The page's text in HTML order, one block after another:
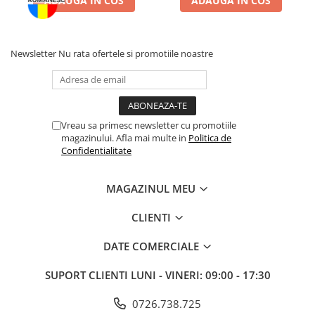
Aditivi nutriționali/Kg:
Glutamina: 0.65%, Arginină: 0.35%, L-Carnitină: 50 mg.
Această hrană nu este recomandată pentru animalele cu
hipersensibilitate la proteinele din pește sau pui, sau cu afecțiuni
severe de sănătate care necesită o dietă specială.
Newsletter Nu rata ofertele si promotiile noastre
Vreau sa primesc newsletter cu promotiile
magazinului. Afla mai multe in Politica de
Confidentialitate
MAGAZINUL MEU
CLIENTI
DATE COMERCIALE
SUPORT CLIENTI LUNI - VINERI: 09:00 - 17:30
0726.738.725